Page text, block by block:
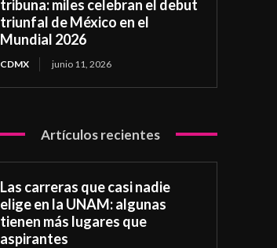
tribuna: miles celebran el debut
triunfal de México en el
Mundial 2026
CDMX junio 11, 2026
Artículos recientes
Las carreras que casi nadie
elige en la UNAM: algunas
tienen más lugares que
aspirantes